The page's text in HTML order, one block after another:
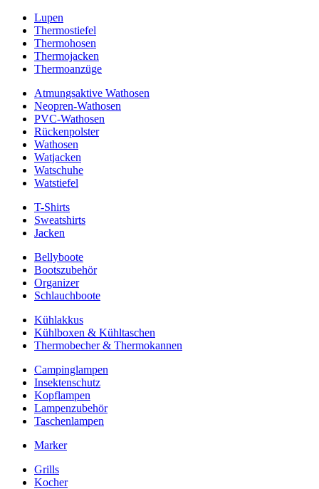
Lupen
Thermostiefel
Thermohosen
Thermojacken
Thermoanzüge
Atmungsaktive Wathosen
Neopren-Wathosen
PVC-Wathosen
Rückenpolster
Wathosen
Watjacken
Watschuhe
Watstiefel
T-Shirts
Sweatshirts
Jacken
Bellyboote
Bootszubehör
Organizer
Schlauchboote
Kühlakkus
Kühlboxen & Kühltaschen
Thermobecher & Thermokannen
Campinglampen
Insektenschutz
Kopflampen
Lampenzubehör
Taschenlampen
Marker
Grills
Kocher